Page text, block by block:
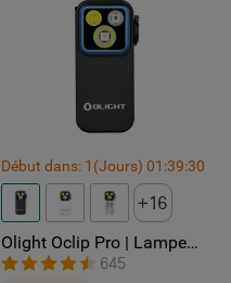
Début dans: 1 (Jours)01 :39:29
16
Olight Oclip Pro | Lampe
gilet tactique 500 lm &
lumière rouge
645